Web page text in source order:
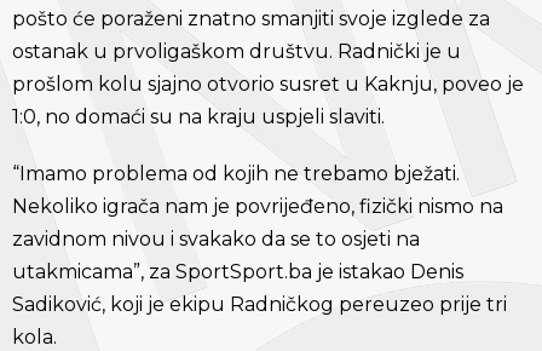
pošto će poraženi znatno smanjiti svoje izglede za
ostanak u prvoligaškom društvu. Radnički je u
prošlom kolu sjajno otvorio susret u Kaknju, poveo je
1:0, no domaći su na kraju uspjeli slaviti.
“Imamo problema od kojih ne trebamo bježati.
Nekoliko igrača nam je povrijeđeno, fizički nismo na
zavidnom nivou i svakako da se to osjeti na
utakmicama”, za SportSport.ba je istakao Denis
Sadiković, koji je ekipu Radničkog pereuzeo prije tri
kola.